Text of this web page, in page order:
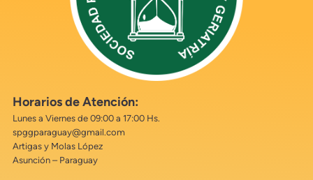
Horarios de Atención:
Lunes a Viernes de 09:00 a 17:00 Hs.
spggparaguay@gmail.com
Artigas y Molas López
Asunción – Paraguay